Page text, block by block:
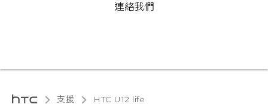
連絡我們
支援 HTC U12 life‎